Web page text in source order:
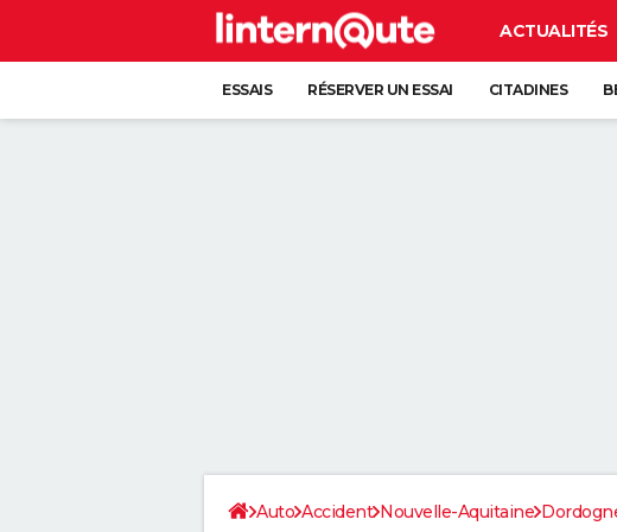
ACTUALITÉS
ESSAIS RÉSERVER UN ESSAI CITADINES
Auto Accident Nouvelle-Aquitaine